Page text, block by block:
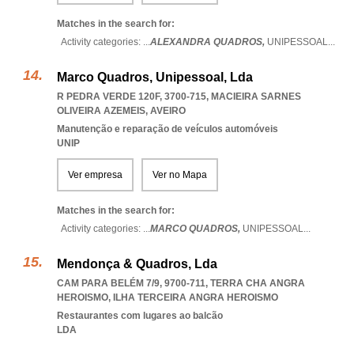
Matches in the search for:
Activity categories: ...ALEXANDRA QUADROS, UNIPESSOAL...
Marco Quadros, Unipessoal, Lda
R PEDRA VERDE 120F, 3700-715, MACIEIRA SARNES
OLIVEIRA AZEMEIS, AVEIRO
Manutenção e reparação de veículos automóveis
UNIP
Ver empresa Ver no Mapa
Matches in the search for:
Activity categories: ...MARCO QUADROS, UNIPESSOAL...
Mendonça & Quadros, Lda
CAM PARA BELÉM 7/9, 9700-711, TERRA CHA ANGRA
HEROISMO, ILHA TERCEIRA ANGRA HEROISMO
Restaurantes com lugares ao balcão
LDA